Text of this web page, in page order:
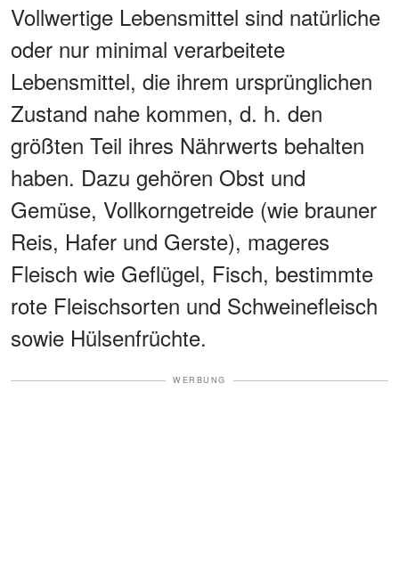
Vollwertige Lebensmittel sind natürliche
oder nur minimal verarbeitete
Lebensmittel, die ihrem ursprünglichen
Zustand nahe kommen, d. h. den
größten Teil ihres Nährwerts behalten
haben. Dazu gehören Obst und
Gemüse, Vollkorngetreide (wie brauner
Reis, Hafer und Gerste), mageres
Fleisch wie Geflügel, Fisch, bestimmte
rote Fleischsorten und Schweinefleisch
sowie Hülsenfrüchte.
WERBUNG